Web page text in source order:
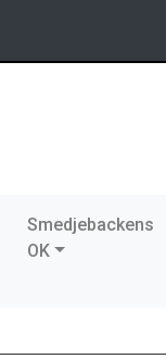
Smedjebackens
OK